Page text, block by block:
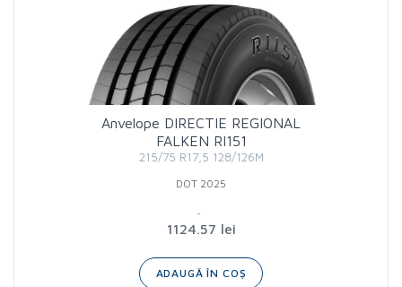
Anvelope DIRECTIE REGIONAL
FALKEN RI151
215/75 R17,5 128/126M
DOT 2025
1124.57 lei
ADAUGĂ ÎN COȘ